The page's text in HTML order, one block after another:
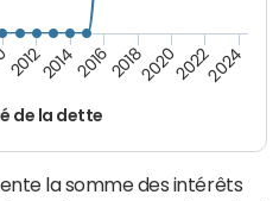
de la dette
2012201420162018202020222024
la somme des intérêts